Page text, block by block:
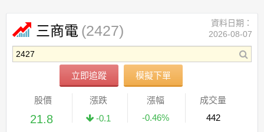
三商電 (2427)
立即追蹤 模擬下單
資料日期：
2026-08-07
股價
21.8
漲跌
-0.1
漲幅
-0.46%
成交量
442